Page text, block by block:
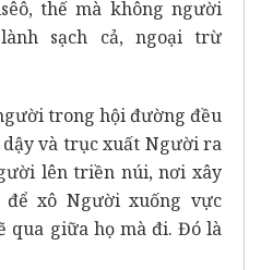
thế mà không người
sạch cả, ngoại trừ
trong hội đường đều
dậy và trục xuất Người ra
lên triền núi, nơi xây
xô Người xuống vực
qua giữa họ mà đi. Đó là